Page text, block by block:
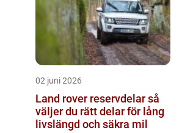
02 juni 2026
Land rover reservdelar så
väljer du rätt delar för lång
livslängd och säkra mil